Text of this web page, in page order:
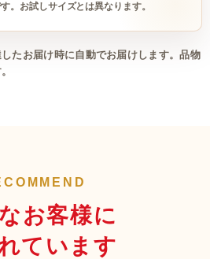
。お試しサイズとは異なります。
たお届け時に自動でお届けします。品物
お客様に
ています